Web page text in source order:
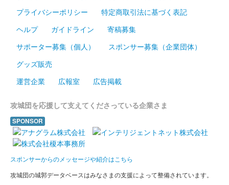
プライバシーポリシー
特定商取引法に基づく表記
ヘルプ
ガイドライン
寄稿募集
サポーター募集（個人）
スポンサー募集（企業団体）
グッズ販売
運営企業
広報室 広告掲載
攻城団を応援して支えてくださっている企業さま
SPONSOR
スポンサーからのメッセージや紹介はこちら
攻城団の城郭データベースはみなさまの支援によって整備されています。